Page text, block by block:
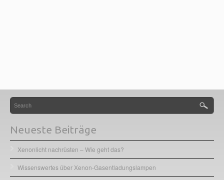
Neueste Beiträge
Xenonlicht nachrüsten – Wie geht das?
Wissenswertes über Xenon-Gasentladungslampen